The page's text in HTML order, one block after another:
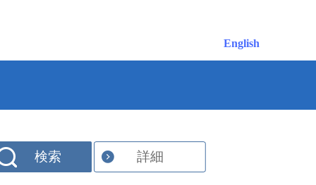
English
検索 詳細